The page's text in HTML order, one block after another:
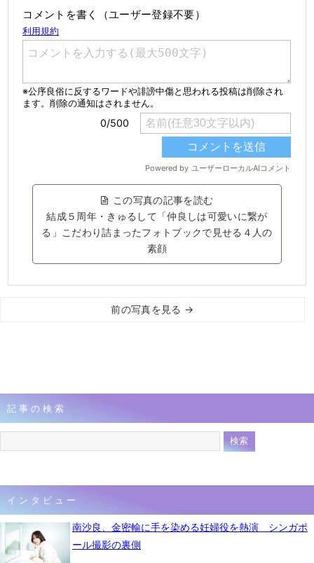
コメントを書く（ユーザー登録不要）
この写真の記事を読む
結成５周年・きゅるして「仲良しは可愛いに繋が
る」こだわり詰まったフォトブックで見せる４人の
素顔
前の写真を見る →
記事の検索
インタビュー
南沙良、金密輸に手を染める妊婦役を熱演 シンガポ
ール撮影の裏側